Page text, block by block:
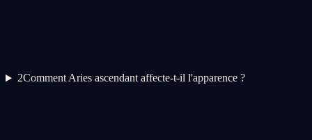
2Comment Aries ascendant affecte-t-il l'apparence ?